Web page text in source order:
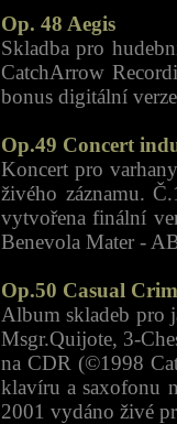
Op. 48 Aegis
Skladba pro
CatchArrow
bonus digitální
Op.49 Concert
Koncert pro
živého záznamu.
vytvořena finální
Benevola Mater -
Op.50 Casual
Album skladeb pro
Msgr.Quijote, 3-
na CDR (©1998
klavíru a saxofonu
2001 vydáno živé